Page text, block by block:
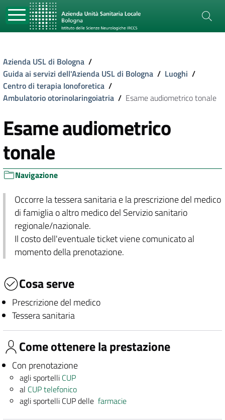
Azienda USL di Bologna /
Guida ai servizi dell'Azienda USL di Bologna / Luoghi /
Centro di terapia Ionoforetica /
Ambulatorio otorinolaringoiatria / Esame audiometrico tonale
Esame audiometrico
tonale
Navigazione
Occorre la tessera sanitaria e la prescrizione del medico
di famiglia o altro medico del Servizio sanitario
regionale/nazionale.
Il costo dell'eventuale ticket viene comunicato al
momento della prenotazione.
Cosa serve
Prescrizione del medico
Tessera sanitaria
Come ottenere la prestazione
Con prenotazione
agli sportelli CUP
al CUP telefonico
agli sportelli CUP dellefarmacie